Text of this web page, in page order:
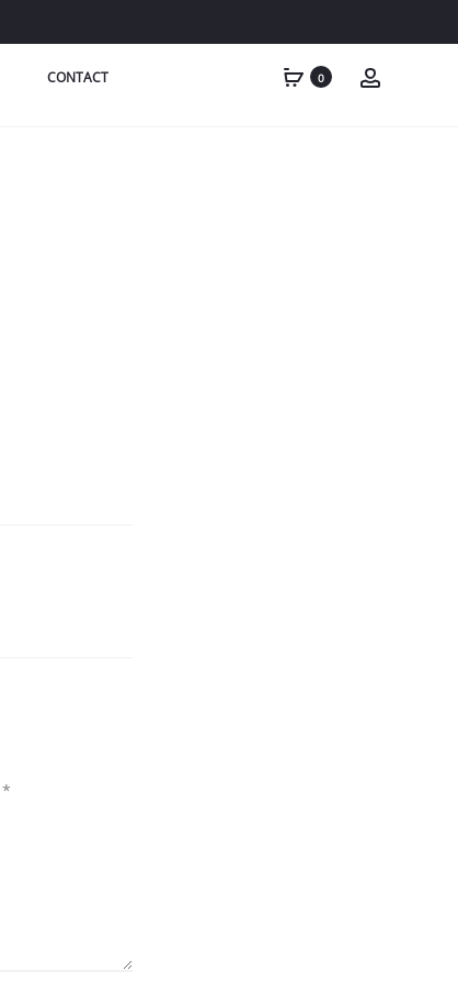
CONTACT 0
*